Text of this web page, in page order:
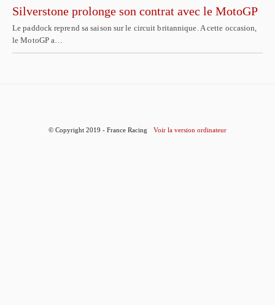
Silverstone prolonge son contrat avec le MotoGP
Le paddock reprend sa saison sur le circuit britannique. A cette occasion,
le MotoGP a…
© Copyright 2019 - France Racing Voir la version ordinateur